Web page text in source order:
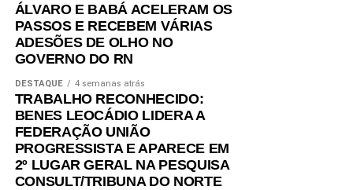
do Norte mais forte”, afirmou.
O deputado também agradeceu a Tony e Amanda pela
organização do encontro, ao Dr. Bernardo pela
participação e a todos os presentes pela confiança e pelo
diálogo.
A reunião em Cidade da Esperança integra uma série de
encontros que Gustavo Carvalho vem realizando em
diversas regiões do estado para apresentar os resultados
ÁLVARO E BABÁ ACELERAM OS
PASSOS E RECEBEM VÁRIAS
ADESÕES DE OLHO NO
GOVERNO DO RN
DESTAQUE 4 semanas atrás
TRABALHO RECONHECIDO:
BENES LEOCÁDIO LIDERA A
FEDERAÇÃO UNIÃO
PROGRESSISTA E APARECE EM
2º LUGAR GERAL NA PESQUISA
CONSULT/TRIBUNA DO NORTE